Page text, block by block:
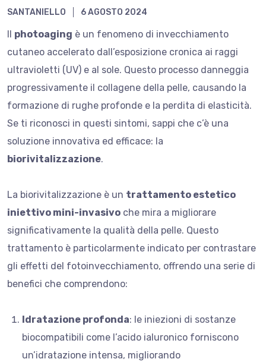
SANTANIELLO
6 AGOSTO 2024
Il photoaging è un fenomeno di invecchiamento
cutaneo accelerato dall’esposizione cronica ai raggi
ultravioletti (UV) e al sole. Questo processo danneggia
progressivamente il collagene della pelle, causando la
formazione di rughe profonde e la perdita di elasticità.
Se ti riconosci in questi sintomi, sappi che c’è una
soluzione innovativa ed efficace: la
biorivitalizzazione.
La biorivitalizzazione è un trattamento estetico
iniettivo mini-invasivo che mira a migliorare
significativamente la qualità della pelle. Questo
trattamento è particolarmente indicato per contrastare
gli effetti del fotoinvecchiamento, offrendo una serie di
benefici che comprendono:
Idratazione profonda: le iniezioni di sostanze
biocompatibili come l’acido ialuronico forniscono
un’idratazione intensa, migliorando